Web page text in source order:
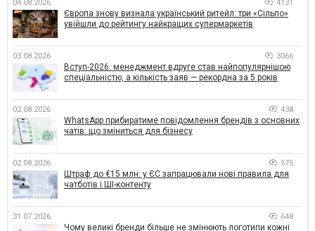
04.08.2026 4131
Європа знову визнала український ритейл: три «Сільпо»
увійшли до рейтингу найкращих супермаркетів
03.08.2026 3066
Вступ-2026: менеджмент вдруге став найпопулярнішою
спеціальністю, а кількість заяв — рекордна за 5 років
02.08.2026 438
WhatsApp прибиратиме повідомлення брендів з основних
чатів: що зміниться для бізнесу
02.08.2026 575
Штраф до €15 млн: у ЄС запрацювали нові правила для
чатботів і ШІ-контенту
31.07.2026 648
Чому великі бренди більше не змінюють логотипи кожні